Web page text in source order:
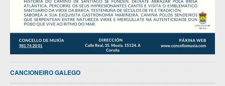
CANCIONEIRO GALEGO